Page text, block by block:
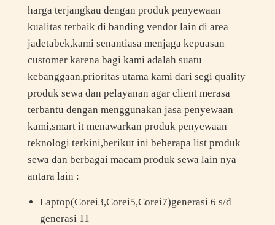
harga terjangkau dengan produk penyewaan
kualitas terbaik di banding vendor lain di area
jadetabek,kami senantiasa menjaga kepuasan
customer karena bagi kami adalah suatu
kebanggaan,prioritas utama kami dari segi quality
produk sewa dan pelayanan agar client merasa
terbantu dengan menggunakan jasa penyewaan
kami,smart it menawarkan produk penyewaan
teknologi terkini,berikut ini beberapa list produk
sewa dan berbagai macam produk sewa lain nya
antara lain :
Laptop(Corei3,Corei5,Corei7)generasi 6 s/d
generasi 11